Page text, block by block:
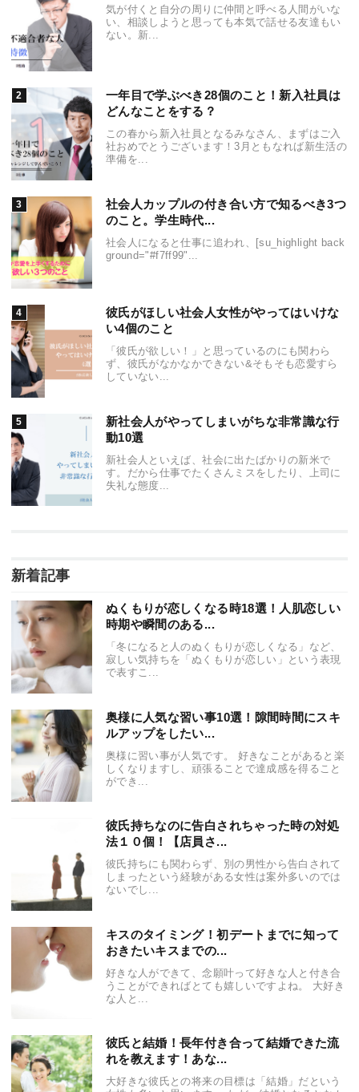
気が付くと自分の周りに仲間と呼べる人間がいな
い、相談しようと思っても本気で話せる友達もい
ない。新...
一年目で学ぶべき28個のこと！新入社員は
どんなことをする？
この春から新入社員となるみなさん、まずはご入
社おめでとうございます！3月ともなれば新生活の
準備を...
社会人カップルの付き合い方で知るべき3つ
のこと。学生時代...
社会人になると仕事に追われ、[su_highlight back
ground="#f7ff99"...
彼氏がほしい社会人女性がやってはいけな
い4個のこと
「彼氏が欲しい！」と思っているのにも関わら
ず、彼氏がなかなかできない&そもそも恋愛すら
していない...
新社会人がやってしまいがちな非常識な行
動10選
新社会人といえば、社会に出たばかりの新米で
す。だから仕事でたくさんミスをしたり、上司に
失礼な態度...
新着記事
ぬくもりが恋しくなる時18選！人肌恋しい
時期や瞬間のある...
「冬になると人のぬくもりが恋しくなる」など、
寂しい気持ちを「ぬくもりが恋しい」という表現
で表すこ...
奥様に人気な習い事10選！隙間時間にスキ
ルアップをしたい...
奥様に習い事が人気です。 好きなことがあると楽
しくなりますし、頑張ることで達成感を得ること
ができ...
彼氏持ちなのに告白されちゃった時の対処
法１０個！【店員さ...
彼氏持ちにも関わらず、別の男性から告白されて
しまったという経験がある女性は案外多いのでは
ないでし...
キスのタイミング！初デートまでに知って
おきたいキスまでの...
好きな人ができて、念願叶って好きな人と付き合
うことができればとても嬉しいですよね。 大好き
な人と...
彼氏と結婚！長年付き合って結婚できた流
れを教えます！あな...
大好きな彼氏との将来の目標は「結婚」だという